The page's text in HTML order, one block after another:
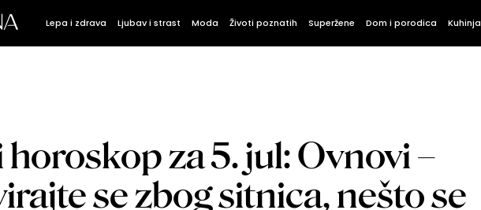
Lepa i zdrava Ljubav i strast Moda Životi poznatih Superžene Dom i porodica Kuhinja
za 5. jul: Ovnovi –
se zbog sitnica, nešto se